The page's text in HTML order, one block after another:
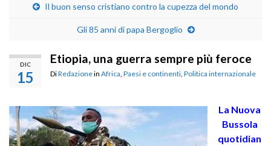
Il buon senso cristiano contro la cupezza del mondo
Gli 85 anni di papa Bergoglio
DIC
15
Etiopia, una guerra sempre più feroce
DiRedazionein Africa Paesi e continenti Politica internazionale
La Nuova
Bussola
quotidian